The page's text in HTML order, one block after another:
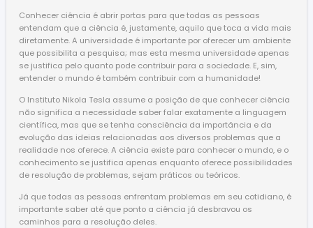
Conhecer ciência é abrir portas para que todas as pessoas
entendam que a ciência é, justamente, aquilo que toca a vida mais
diretamente. A universidade é importante por oferecer um ambiente
que possibilita a pesquisa; mas esta mesma universidade apenas
se justifica pelo quanto pode contribuir para a sociedade. E, sim,
entender o mundo é também contribuir com a humanidade!
O Instituto Nikola Tesla assume a posição de que conhecer ciência
não significa a necessidade saber falar exatamente a linguagem
científica, mas que se tenha consciência da importância e da
evolução das ideias relacionadas aos diversos problemas que a
realidade nos oferece. A ciência existe para conhecer o mundo, e o
conhecimento se justifica apenas enquanto oferece possibilidades
de resolução de problemas, sejam práticos ou teóricos.
Já que todas as pessoas enfrentam problemas em seu cotidiano, é
importante saber até que ponto a ciência já desbravou os
caminhos para a resolução deles.